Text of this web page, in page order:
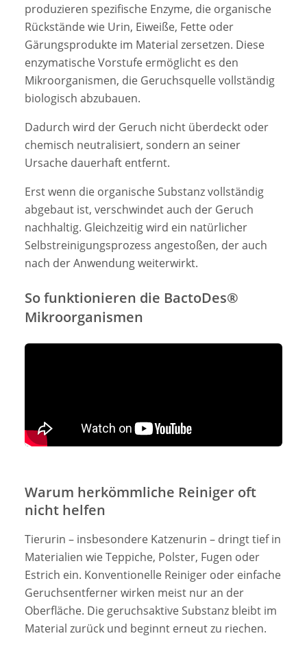
produzieren spezifische Enzyme, die organische
Rückstände wie Urin, Eiweiße, Fette oder
Gärungsprodukte im Material zersetzen. Diese
enzymatische Vorstufe ermöglicht es den
Mikroorganismen, die Geruchsquelle vollständig
biologisch abzubauen.
Dadurch wird der Geruch nicht überdeckt oder
chemisch neutralisiert, sondern an seiner
Ursache dauerhaft entfernt.
Erst wenn die organische Substanz vollständig
abgebaut ist, verschwindet auch der Geruch
nachhaltig. Gleichzeitig wird ein natürlicher
Selbstreinigungsprozess angestoßen, der auch
nach der Anwendung weiterwirkt.
So funktionieren die BactoDes®
Mikroorganismen
Warum herkömmliche Reiniger oft
nicht helfen
Tierurin – insbesondere Katzenurin – dringt tief in
Materialien wie Teppiche, Polster, Fugen oder
Estrich ein. Konventionelle Reiniger oder einfache
Geruchsentferner wirken meist nur an der
Oberfläche. Die geruchsaktive Substanz bleibt im
Material zurück und beginnt erneut zu riechen.